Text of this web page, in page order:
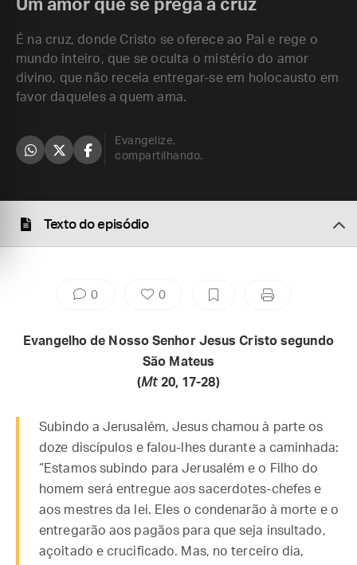
Um amor que se prega à cruz
É na cruz, donde Cristo se oferece ao Pai e rege o
mundo inteiro, que se oculta o mistério do amor
divino, que não receia entregar-se em holocausto em
favor daqueles a quem ama.
Evangelize,
compartilhando.
Texto do episódio
0 0
Evangelho de Nosso Senhor Jesus Cristo segundo
São Mateus
(Mt20, 17-28)
Subindo a Jerusalém, Jesus chamou à parte os
doze discípulos e falou-lhes durante a caminhada:
“Estamos subindo para Jerusalém e o Filho do
homem será entregue aos sacerdotes-chefes e
aos mestres da lei. Eles o condenarão à morte e o
entregarão aos pagãos para que seja insultado,
açoitado e crucificado. Mas, no terceiro dia,